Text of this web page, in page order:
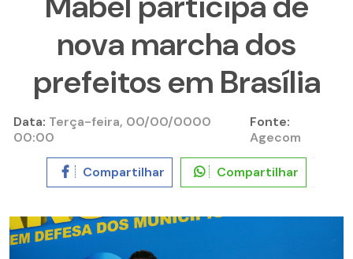
nova marcha dos
prefeitos em Brasília
Data: Terça-feira, 00/00/0000
00:00
Fonte:
Agecom
Compartilhar Compartilhar